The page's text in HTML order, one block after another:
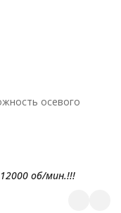
осевого
об/мин.!!!